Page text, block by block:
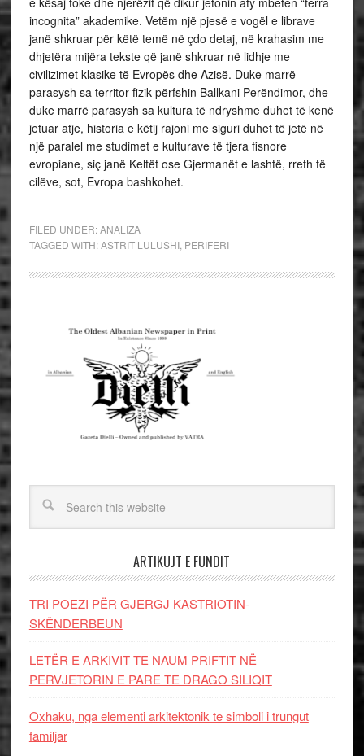
incognita” akademike. Vetëm një pjesë e vogël e librave
janë shkruar për këtë temë në çdo detaj, në krahasim me
dhjetëra mijëra tekste që janë shkruar në lidhje me
civilizimet klasike të Evropës dhe Azisë. Duke marrë
parasysh sa territor fizik përfshin Ballkani Perëndimor, dhe
duke marrë parasysh sa kultura të ndryshme duhet të kenë
jetuar atje, historia e këtij rajoni me siguri duhet të jetë në
një paralel me studimet e kulturave të tjera fisnore
evropiane, siç janë Keltët ose Gjermanët e lashtë, rreth të
cilëve, sot, Evropa bashkohet.
FILED UNDER:ANALIZA
TAGGED WITH:ASTRIT LULUSHI, PERIFERI
ARTIKUJT E FUNDIT
TRI POEZI PËR GJERGJ KASTRIOTIN-
SKËNDERBEUN
LETËR E ARKIVIT TE NAUM PRIFTIT NË
PERVJETORIN E PARE TE DRAGO SILIQIT
Oxhaku, nga elementi arkitektonik te simboli i trungut
familjar